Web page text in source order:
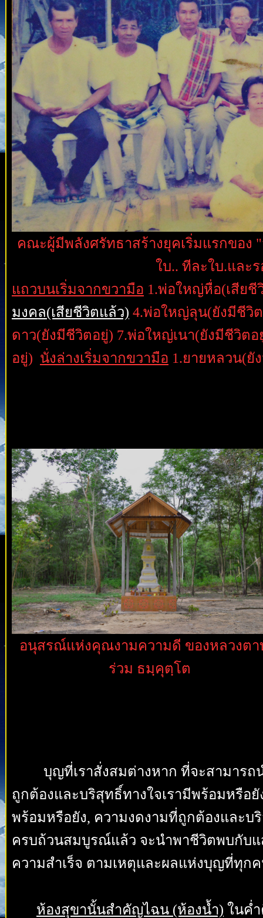
คณะผู้มีพลังศรัทธาสร้างยุคเริ่มแรกของ
ใบ.. ทีละใบ.และ
แถวบนเริ่มจากขวามือ 1.พ่อใหญ่หื่อ(เสีย
มงคล(เสียชีวิตแล้ว) 4.พ่อใหญ่ลุน(ยังมีชีวิ
ดาว(ยังมีชีวิตอยู่) 7.พ่อใหญ่เนา(ยังมีชีวิต
อยู่) นั่งล่างเริ่มจากขวามือ 1.ยายหลวน(ยั
อนุสรณ์แห่งคุณงามความดี ของหลวงต
ร่วม ธมฺคุตฺโต
บุญที่เราสั่งสมต่างหาก ที่จะสามารถน
ถูกต้องและบริสุทธิ์ทางใจเรามีพร้อมหรือ
พร้อมหรือยัง, ความงดงามที่ถูกต้องและบ
ครบถ้วนสมบูรณ์แล้ว จะนำพาชีวิตพบกับ
ความสำเร็จ ตามเหตุและผลแห่งบุญที่ทุก
ห้องสุขานั้นสำคัญไฉน (ห้องน้ำ) ในค่